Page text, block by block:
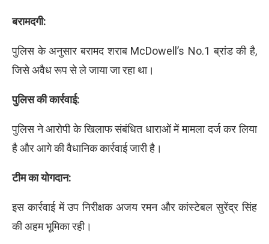
बरामदगी:
पुलिस के अनुसार बरामद शराब McDowell’s No.1 ब्रांड की है,
जिसे अवैध रूप से ले जाया जा रहा था।
पुलिस की कार्रवाई:
पुलिस ने आरोपी के खिलाफ संबंधित धाराओं में मामला दर्ज कर लिया
है और आगे की वैधानिक कार्रवाई जारी है।
टीम का योगदान:
इस कार्रवाई में उप निरीक्षक अजय रमन और कांस्टेबल सुरेंद्र सिंह
की अहम भूमिका रही।